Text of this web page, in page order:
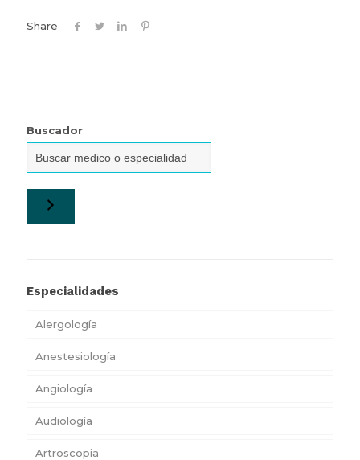
Share
Buscador
Especialidades
Alergología
Anestesiología
Angiología
Audiología
Artroscopia